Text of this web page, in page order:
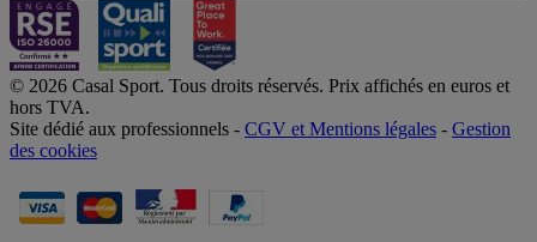
© 2026 Casal Sport. Tous droits réservés. Prix affichés en euros et
hors TVA.
Site dédié aux professionnels - CGV et Mentions légales - Gestion
des cookies